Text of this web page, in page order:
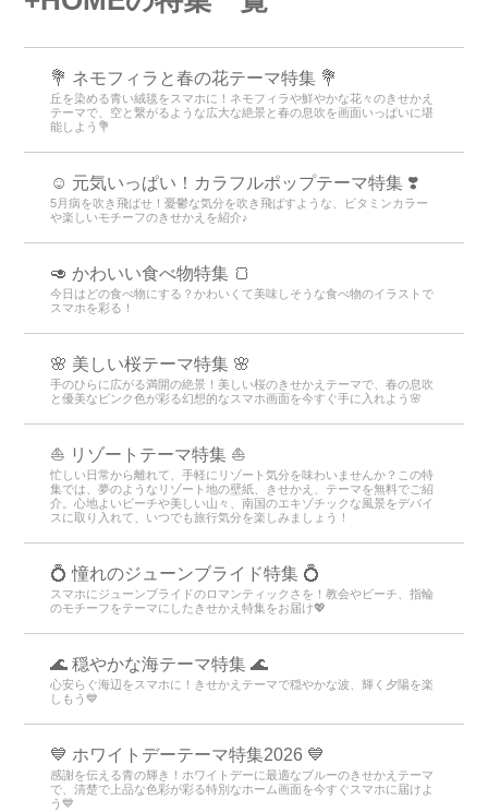
💐 ネモフィラと春の花テーマ特集 💐
丘を染める青い絨毯をスマホに！ネモフィラや鮮やかな花々のきせかえ
テーマで、空と繋がるような広大な絶景と春の息吹を画面いっぱいに堪
能しよう💐
☺️ 元気いっぱい！カラフルポップテーマ特集 ❣️
5月病を吹き飛ばせ！憂鬱な気分を吹き飛ばすような、ビタミンカラー
や楽しいモチーフのきせかえを紹介♪
🥑 かわいい食べ物特集 🍞
今日はどの食べ物にする？かわいくて美味しそうな食べ物のイラストで
スマホを彩る！
🌸 美しい桜テーマ特集 🌸
手のひらに広がる満開の絶景！美しい桜のきせかえテーマで、春の息吹
と優美なピンク色が彩る幻想的なスマホ画面を今すぐ手に入れよう🌸
⛵ リゾートテーマ特集 ⛵
忙しい日常から離れて、手軽にリゾート気分を味わいませんか？この特
集では、夢のようなリゾート地の壁紙、きせかえ、テーマを無料でご紹
介。心地よいビーチや美しい山々、南国のエキゾチックな風景をデバイ
スに取り入れて、いつでも旅行気分を楽しみましょう！
💍 憧れのジューンブライド特集 💍
スマホにジューンブライドのロマンティックさを！教会やビーチ、指輪
のモチーフをテーマにしたきせかえ特集をお届け💖
🌊 穏やかな海テーマ特集 🌊
心安らぐ海辺をスマホに！きせかえテーマで穏やかな波、輝く夕陽を楽
しもう💙
💙 ホワイトデーテーマ特集2026 💙
感謝を伝える青の輝き！ホワイトデーに最適なブルーのきせかえテーマ
で、清楚で上品な色彩が彩る特別なホーム画面を今すぐスマホに届けよ
う💙